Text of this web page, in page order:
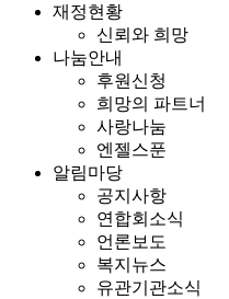
재정현황
신뢰와 희망
나눔안내
후원신청
희망의 파트너
사랑나눔
엔젤스푼
알림마당
공지사항
연합회소식
언론보도
복지뉴스
유관기관소식